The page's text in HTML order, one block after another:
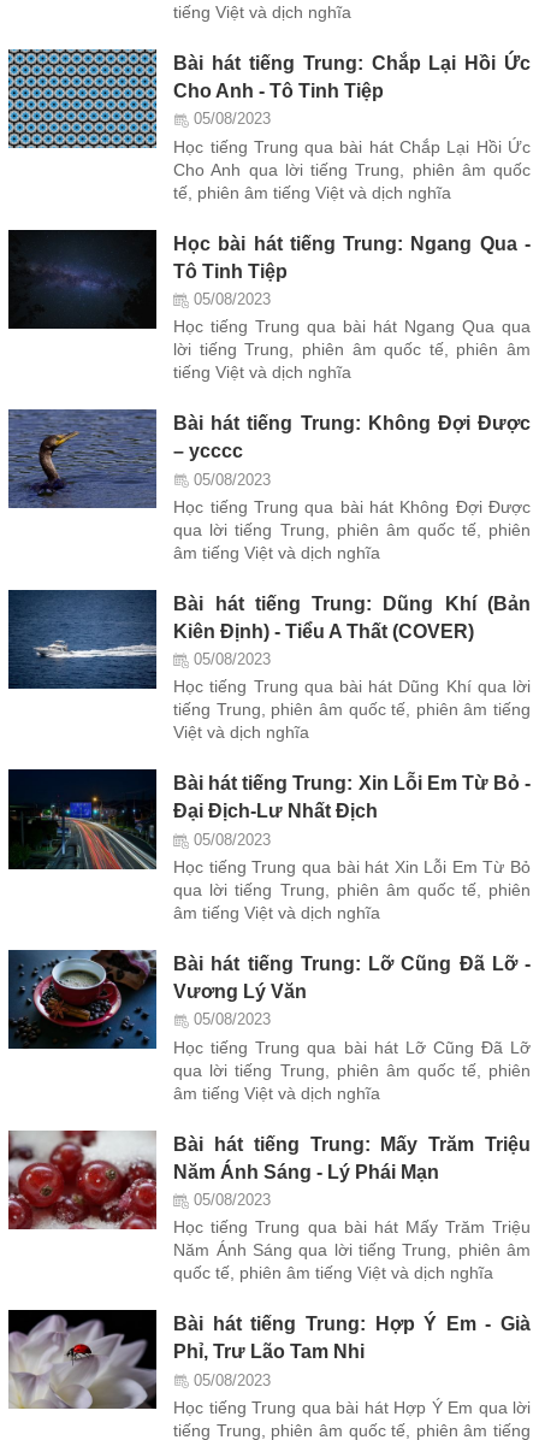
tiếng Việt và dịch nghĩa
Bài hát tiếng Trung: Chắp Lại Hồi Ức
Cho Anh - Tô Tinh Tiệp
05/08/2023
Học tiếng Trung qua bài hát Chắp Lại Hồi Ức
Cho Anh qua lời tiếng Trung, phiên âm quốc
tế, phiên âm tiếng Việt và dịch nghĩa
Học bài hát tiếng Trung: Ngang Qua -
Tô Tinh Tiệp
05/08/2023
Học tiếng Trung qua bài hát Ngang Qua qua
lời tiếng Trung, phiên âm quốc tế, phiên âm
tiếng Việt và dịch nghĩa
Bài hát tiếng Trung: Không Đợi Được
– ycccc
05/08/2023
Học tiếng Trung qua bài hát Không Đợi Được
qua lời tiếng Trung, phiên âm quốc tế, phiên
âm tiếng Việt và dịch nghĩa
Bài hát tiếng Trung: Dũng Khí (Bản
Kiên Định) - Tiểu A Thất (COVER)
05/08/2023
Học tiếng Trung qua bài hát Dũng Khí qua lời
tiếng Trung, phiên âm quốc tế, phiên âm tiếng
Việt và dịch nghĩa
Bài hát tiếng Trung: Xin Lỗi Em Từ Bỏ -
Đại Địch-Lư Nhất Địch
05/08/2023
Học tiếng Trung qua bài hát Xin Lỗi Em Từ Bỏ
qua lời tiếng Trung, phiên âm quốc tế, phiên
âm tiếng Việt và dịch nghĩa
Bài hát tiếng Trung: Lỡ Cũng Đã Lỡ -
Vương Lý Văn
05/08/2023
Học tiếng Trung qua bài hát Lỡ Cũng Đã Lỡ
qua lời tiếng Trung, phiên âm quốc tế, phiên
âm tiếng Việt và dịch nghĩa
Bài hát tiếng Trung: Mấy Trăm Triệu
Năm Ánh Sáng - Lý Phái Mạn
05/08/2023
Học tiếng Trung qua bài hát Mấy Trăm Triệu
Năm Ánh Sáng qua lời tiếng Trung, phiên âm
quốc tế, phiên âm tiếng Việt và dịch nghĩa
Bài hát tiếng Trung: Hợp Ý Em - Già
Phỉ, Trư Lão Tam Nhi
05/08/2023
Học tiếng Trung qua bài hát Hợp Ý Em qua lời
tiếng Trung, phiên âm quốc tế, phiên âm tiếng